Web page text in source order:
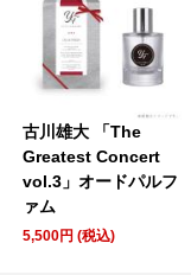
古川雄大 「The
Greatest Concert
vol.3」オードパルフ
ァム
5,500円 (税込)